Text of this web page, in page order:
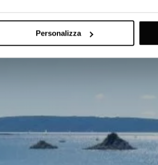
Personalizza